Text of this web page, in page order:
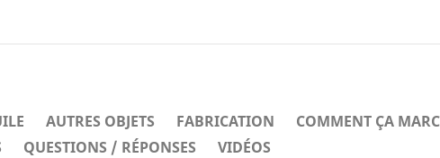
AUTRES OBJETS FABRICATION COMMENT ÇA
QUESTIONS / RÉPONSES VIDÉOS